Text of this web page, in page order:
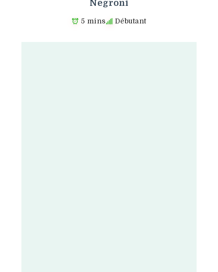
Negroni
5 mins Débutant